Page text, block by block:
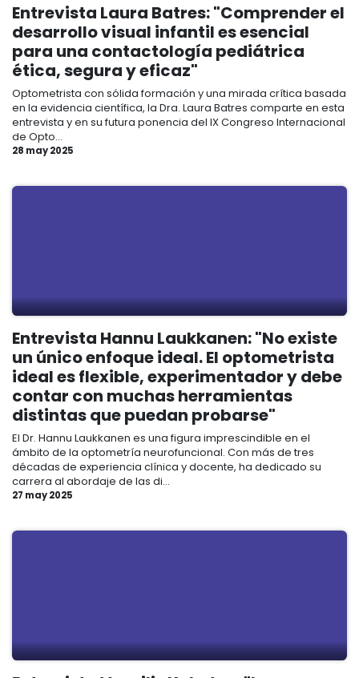
Entrevista Laura Batres: "Comprender el
desarrollo visual infantil es esencial
para una contactología pediátrica
ética, segura y eficaz"
Optometrista con sólida formación y una mirada crítica basada
en la evidencia científica, la Dra. Laura Batres comparte en esta
entrevista y en su futura ponencia del IX Congreso Internacional
de Opto...
28 may 2025
Entrevista Hannu Laukkanen: "No existe
un único enfoque ideal. El optometrista
ideal es flexible, experimentador y debe
contar con muchas herramientas
distintas que puedan probarse"
El Dr. Hannu Laukkanen es una figura imprescindible en el
ámbito de la optometría neurofuncional. Con más de tres
décadas de experiencia clínica y docente, ha dedicado su
carrera al abordaje de las di...
27 may 2025